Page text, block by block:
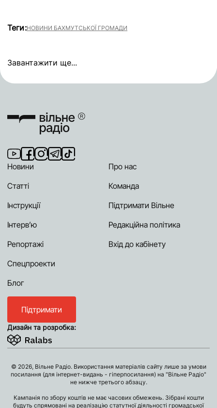
Теги:НОВИНИ БАХМУТСЬКОЇ ГРОМАДИ
Завантажити ще...
Новини
Статті
Інструкції
Інтерв’ю
Репортажі
Спецпроекти
Блог
Про нас
Команда
Підтримати Вільне
Редакційна політика
Вхід до кабінету
Підтримати
Дизайн та розробка:
© 2026, Вільне Радіо. Використання матеріалів сайту лише за умови
посилання (для інтернет-видань - гіперпосилання) на "Вільне Радіо"
не нижче третього абзацу.
Кампанія по збору коштів не має часових обмежень. Зібрані кошти
будуть спрямовані на реалізацію статутної діяльності громадської